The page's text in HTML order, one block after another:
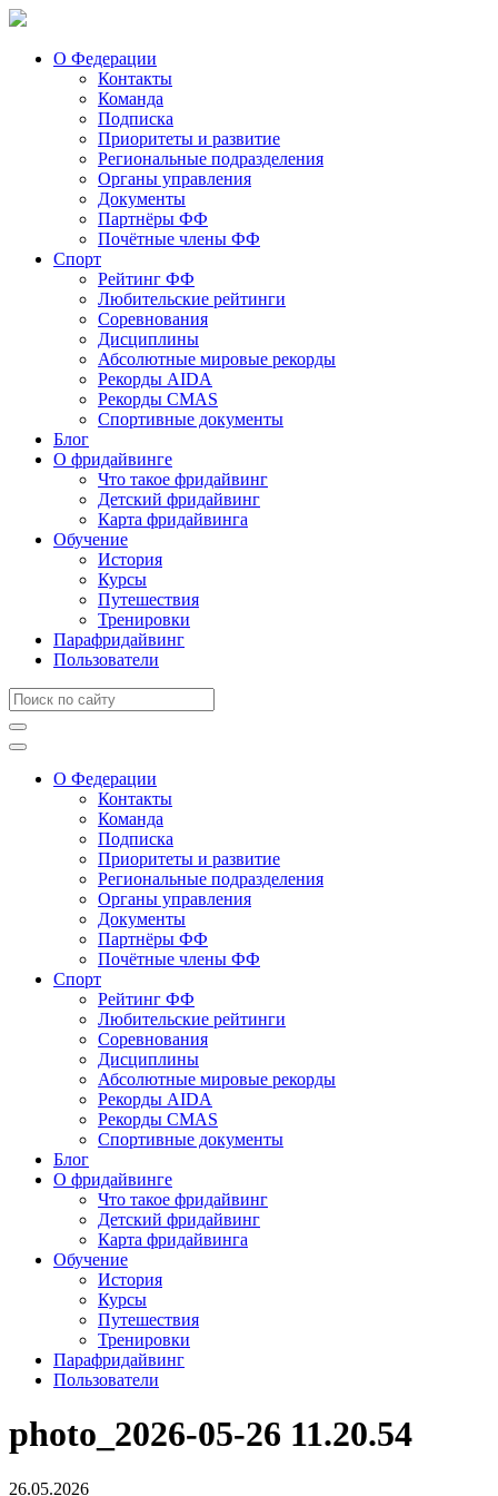
О Федерации
Контакты
Команда
Подписка
Приоритеты и развитие
Региональные подразделения
Органы управления
Документы
Партнёры ФФ
Почётные члены ФФ
Спорт
Рейтинг ФФ
Любительские рейтинги
Соревнования
Дисциплины
Абсолютные мировые рекорды
Рекорды AIDA
Рекорды CMAS
Спортивные документы
Блог
О фридайвинге
Что такое фридайвинг
Детский фридайвинг
Карта фридайвинга
Обучение
История
Курсы
Путешествия
Тренировки
Парафридайвинг
Пользователи
О Федерации
Контакты
Команда
Подписка
Приоритеты и развитие
Региональные подразделения
Органы управления
Документы
Партнёры ФФ
Почётные члены ФФ
Спорт
Рейтинг ФФ
Любительские рейтинги
Соревнования
Дисциплины
Абсолютные мировые рекорды
Рекорды AIDA
Рекорды CMAS
Спортивные документы
Блог
О фридайвинге
Что такое фридайвинг
Детский фридайвинг
Карта фридайвинга
Обучение
История
Курсы
Путешествия
Тренировки
Парафридайвинг
Пользователи
photo_2026-05-26 11.20.54
26.05.2026